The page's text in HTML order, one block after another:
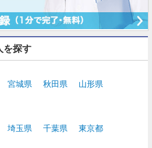
を探す
宮城県 秋田県
山形県
埼玉県 千葉県
東京都